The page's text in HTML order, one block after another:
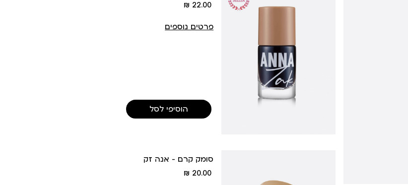
מחיר
22.00 ₪
פרטים נוספים
הוסיפי לסל
סומק קרם - אנה זק
מחיר
20.00 ₪